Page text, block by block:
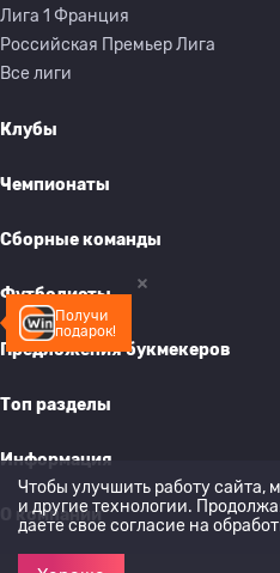
Получи
подарок!
Лига 1 Франция
Российская Премьер Лига
Все лиги
Клубы
Чемпионаты
Сборные команды
Футболисты
Предложения букмекеров
Топ разделы
Информация
О компании
Чтобы улучшить работу сайта,
и другие технологии.
даете свое согласие на